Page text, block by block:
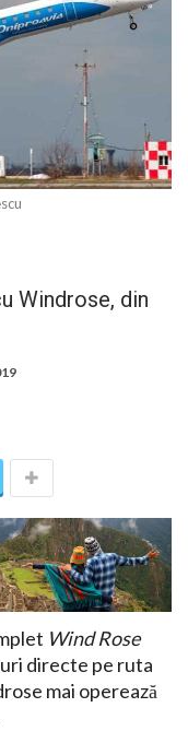
Windrose, din
Wind Rose
directe pe ruta
mai operează